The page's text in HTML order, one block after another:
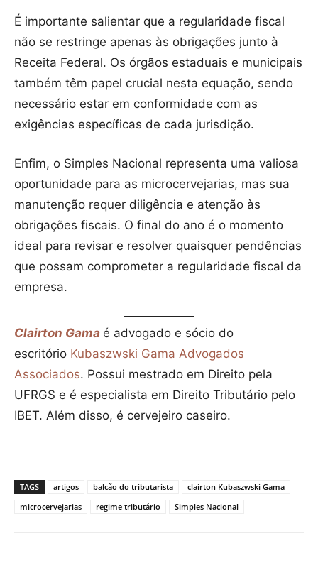
É importante salientar que a regularidade fiscal
não se restringe apenas às obrigações junto à
Receita Federal. Os órgãos estaduais e municipais
também têm papel crucial nesta equação, sendo
necessário estar em conformidade com as
exigências específicas de cada jurisdição.
Enfim, o Simples Nacional representa uma valiosa
oportunidade para as microcervejarias, mas sua
manutenção requer diligência e atenção às
obrigações fiscais. O final do ano é o momento
ideal para revisar e resolver quaisquer pendências
que possam comprometer a regularidade fiscal da
empresa.
Clairton Gama é advogado e sócio do
escritório Kubaszwski Gama Advogados
Associados. Possui mestrado em Direito pela
UFRGS e é especialista em Direito Tributário pelo
IBET. Além disso, é cervejeiro caseiro.
TAGS artigos balcão do tributarista
clairton Kubaszwski Gama
microcervejarias
regime tributário Simples Nacional